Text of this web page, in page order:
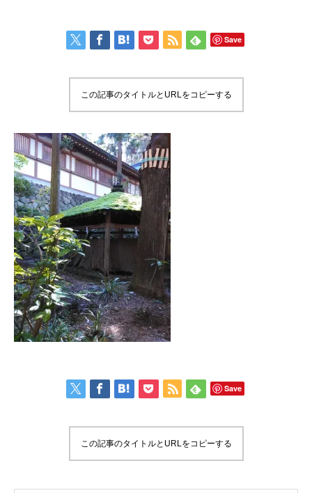
Save
この記事のタイトルとURLをコピーする
Save
この記事のタイトルとURLをコピーする